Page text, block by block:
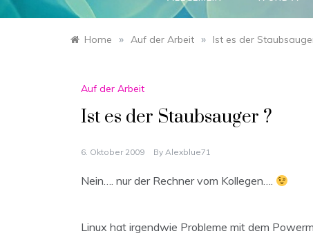
Home » Auf der Arbeit » Ist es der
Auf der Arbeit
Ist es der Staubsauger ?
6. Oktober 2009 By Alexblue71
Nein…. nur der Rechner vom Kollegen….
Linux hat irgendwie Probleme mit dem